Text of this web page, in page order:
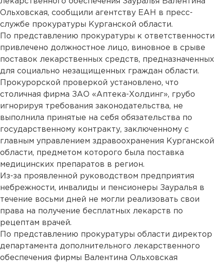
Ольховская, сообщили агентству ЕАН в пресс-
службе прокуратуры Курганской области.
По представлению прокуратуры к ответственности
привлечено должностное лицо, виновное в срыве
поставок лекарственных средств, предназначенных
для социально незащищенных граждан области.
Прокурорской проверкой установлено, что
столичная фирма ЗАО «Аптека-Холдинг», грубо
игнорируя требования законодательства, не
выполнила принятые на себя обязательства по
государственному контракту, заключенному с
главным управлением здравоохранения Курганской
области, предметом которого была поставка
медицинских препаратов в регион.
Из-за проявленной руководством предприятия
небрежности, инвалиды и пенсионеры Зауралья в
течение восьми дней не могли реализовать свои
права на получение бесплатных лекарств по
рецептам врачей.
По представлению прокуратуры области директор
департамента дополнительного лекарственного
обеспечения фирмы Валентина Ольховская